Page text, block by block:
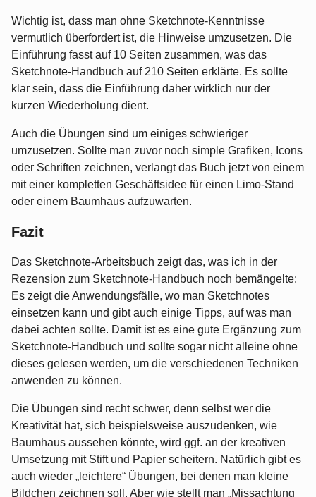
Wichtig ist, dass man ohne Sketchnote-Kenntnisse
vermutlich überfordert ist, die Hinweise umzusetzen. Die
Einführung fasst auf 10 Seiten zusammen, was das
Sketchnote-Handbuch auf 210 Seiten erklärte. Es sollte
klar sein, dass die Einführung daher wirklich nur der
kurzen Wiederholung dient.
Auch die Übungen sind um einiges schwieriger
umzusetzen. Sollte man zuvor noch simple Grafiken, Icons
oder Schriften zeichnen, verlangt das Buch jetzt von einem
mit einer kompletten Geschäftsidee für einen Limo-Stand
oder einem Baumhaus aufzuwarten.
Fazit
Das Sketchnote-Arbeitsbuch zeigt das, was ich in der
Rezension zum Sketchnote-Handbuch noch bemängelte:
Es zeigt die Anwendungsfälle, wo man Sketchnotes
einsetzen kann und gibt auch einige Tipps, auf was man
dabei achten sollte. Damit ist es eine gute Ergänzung zum
Sketchnote-Handbuch und sollte sogar nicht alleine ohne
dieses gelesen werden, um die verschiedenen Techniken
anwenden zu können.
Die Übungen sind recht schwer, denn selbst wer die
Kreativität hat, sich beispielsweise auszudenken, wie
Baumhaus aussehen könnte, wird ggf. an der kreativen
Umsetzung mit Stift und Papier scheitern. Natürlich gibt es
auch wieder „leichtere“ Übungen, bei denen man kleine
Bildchen zeichnen soll. Aber wie stellt man „Missachtung